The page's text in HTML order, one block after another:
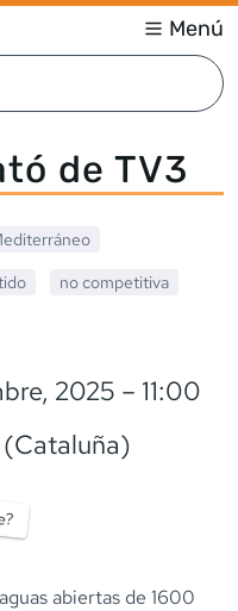
Menú
de TV3
no competitiva
2025 – 11:00
abiertas de 1600